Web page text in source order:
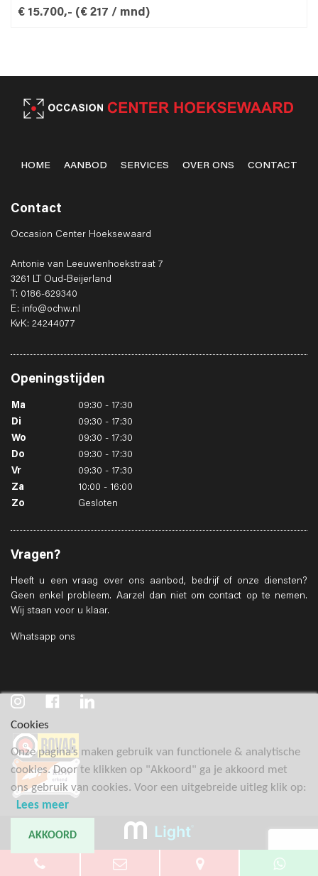
€ 15.700,- (€ 217 / mnd)
HOME AANBOD SERVICES OVER ONS CONTACT
Contact
Occasion Center Hoeksewaard
Antonie van Leeuwenhoekstraat 7
3261 LT Oud-Beijerland
T: 0186-629340
E: info@ochw.nl
KvK: 24244077
Openingstijden
Ma
09:30 - 17:30
Di
09:30 - 17:30
Wo
09:30 - 17:30
Do
09:30 - 17:30
Vr
09:30 - 17:30
Za
10:00 - 16:00
Zo
Gesloten
Vragen?
Heeft u een vraag over ons aanbod, bedrijf of onze diensten?
Geen enkel probleem. Aarzel dan niet om contact op te nemen.
Wij staan voor u klaar.
Whatsapp ons
Cookies
Onze pagina’s maken gebruik van functionele & analytische
cookies. Door te klikken op "Akkoord" ga je akkoord met
ons gebruik van cookies. Voor een uitgebreide uitleg klik op:
Lees meer
AKKOORD